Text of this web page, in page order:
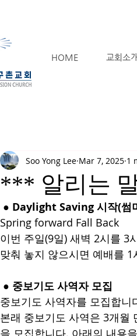
HOME 교회소개
*** 알리는
Soo Yong Lee Mar 7, 2025 1
● Daylight Saving 시작(썸
Spring forward Fall Back
이번 주일(9일) 새벽 2시를 3
맞춰 놓지 않으시면 예배를
● 중보기도 사역자 모집
중보기도 사역자를 모집합니
본래 중보기도 사역은 3개월
을 모집합니다. 아래의 내용